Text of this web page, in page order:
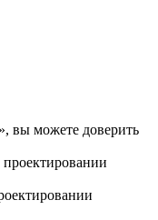
можете доверить